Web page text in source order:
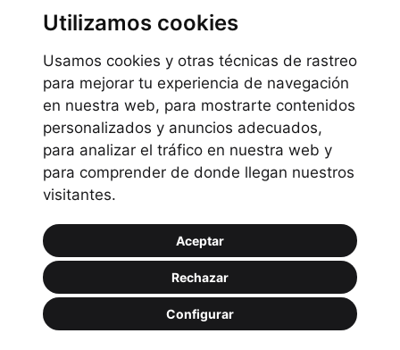
Utilizamos cookies
Usamos cookies y otras técnicas de rastreo
para mejorar tu experiencia de navegación
en nuestra web, para mostrarte contenidos
personalizados y anuncios adecuados,
para analizar el tráfico en nuestra web y
para comprender de donde llegan nuestros
visitantes.
Aceptar
Rechazar
Configurar
Nuestros centros
Información legal
Preguntas frecuentes
Política de Cookies
Política de privacidad
Política de uso